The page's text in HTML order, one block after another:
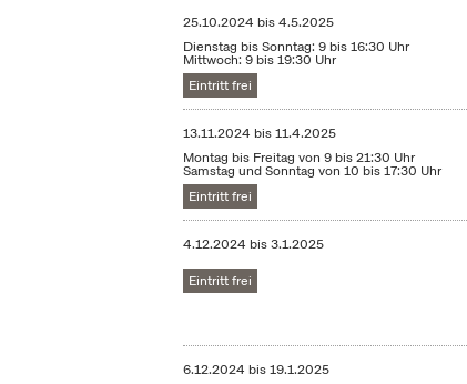
25.10.2024 bis4.5.2025
Dienstag bis Sonntag: 9 bis 16:30 Uhr
Mittwoch: 9 bis 19:30 Uhr
Eintritt frei
13.11.2024 bis11.4.2025
Montag bis Freitag von 9 bis 21:30 Uhr
Samstag und Sonntag von 10 bis 17:30 Uhr
Eintritt frei
4.12.2024 bis3.1.2025
Eintritt frei
6.12.2024 bis19.1.2025